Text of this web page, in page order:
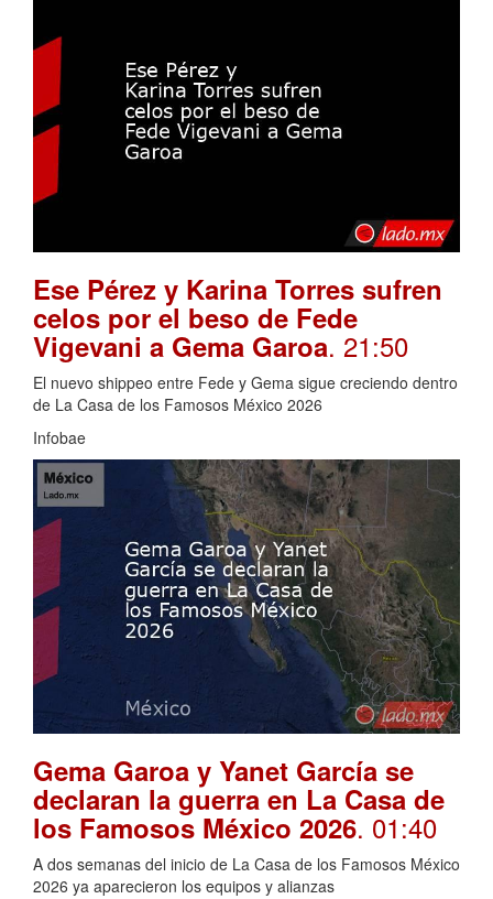
Ese Pérez y Karina Torres sufren
celos por el beso de Fede
Vigevani a Gema Garoa. 21:50
El nuevo shippeo entre Fede y Gema sigue creciendo dentro
de La Casa de los Famosos México 2026
Infobae
Gema Garoa y Yanet García se
declaran la guerra en La Casa de
los Famosos México 2026. 01:40
A dos semanas del inicio de La Casa de los Famosos México
2026 ya aparecieron los equipos y alianzas